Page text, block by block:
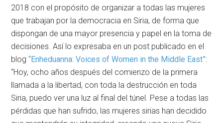
2018 con el propósito de organizar a todas las mujeres
que trabajan por la democracia en Siria, de forma que
dispongan de una mayor presencia y papel en la toma de
decisiones. Así lo expresaba en un post publicado en el
blog“Enheduanna: Voices of Women in the Middle East”:
“Hoy, ocho años después del comienzo de la primera
llamada a la libertad, con toda la destrucción en toda
Siria, puedo ver una luz al final del túnel. Pese a todas las
pérdidas que han sufrido, las mujeres sirias han decidido